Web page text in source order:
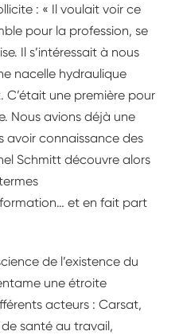
: « Il voulait voir ce
pour la profession, se
Il s’intéressait à nous
nacelle hydraulique
C’était une première pour
Nous avions déjà une
avoir connaissance des
Schmitt découvre alors
et en fait part
de l’existence du
une étroite
acteurs : Carsat,
santé au travail,